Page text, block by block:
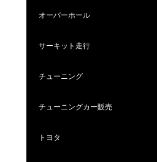
オーバーホール
サーキット走行
チューニング
チューニングカー販売
トヨタ